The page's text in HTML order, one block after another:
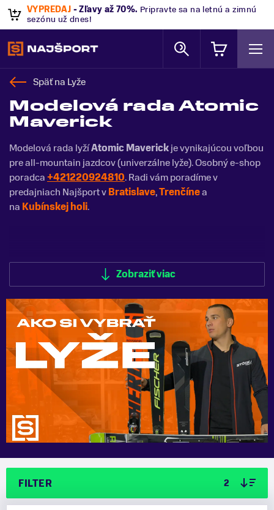
VÝPREDAJ - Zľavy až 70%. Pripravte sa na letnú a zimnú
sezónu už dnes!
Späť na Lyže
Modelová rada Atomic
Maverick
Modelová rada lyžíAtomic Maverickje vynikajúcou voľbou
pre all-mountain jazdcov (univerzálne lyže). Osobný e-shop
poradca+421220924810. Radi vám poradíme v
predajniach Najšport vBratislave,Trenčínea
na Kubínskej holi.
Zobraziť viac
Zobraziť menej
FILTER 2